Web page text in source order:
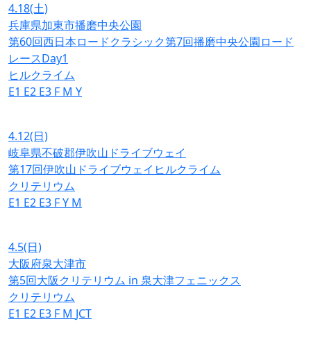
4.18(土)
兵庫県加東市播磨中央公園
第60回西日本ロードクラシック第7回播磨中央公園ロード
レースDay1
ヒルクライム
E1 E2 E3 F M Y
4.12(日)
岐阜県不破郡伊吹山ドライブウェイ
第17回伊吹山ドライブウェイヒルクライム
クリテリウム
E1 E2 E3 FY M
4.5(日)
大阪府泉大津市
第5回大阪クリテリウム in 泉大津フェニックス
クリテリウム
E1 E2 E3 F M JCT